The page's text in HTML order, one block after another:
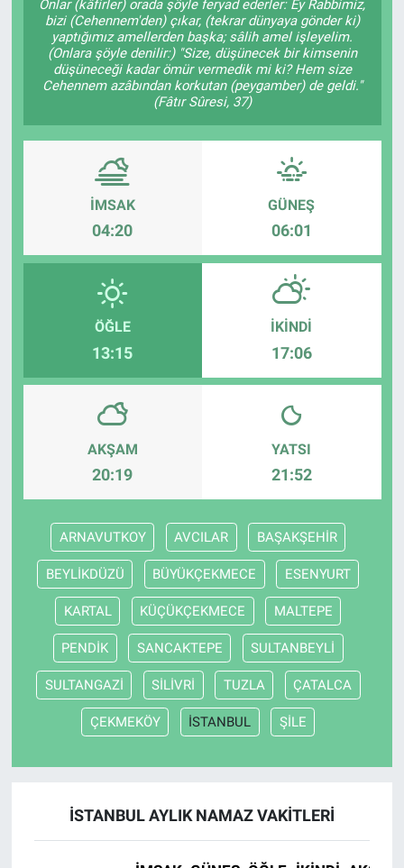
Onlar (kâfirler) orada şöyle feryad ederler: Ey Rabbimiz,
bizi (Cehennem'den) çıkar, (tekrar dünyaya gönder ki)
yaptığımız amellerden başka; sâlih amel işleyelim.
(Onlara şöyle denilir:) "Size, düşünecek bir kimsenin
düşüneceği kadar ömür vermedik mi ki? Hem size
Cehennem azâbından korkutan (peygamber) de geldi."
(Fâtır Sûresi, 37)
İMSAK
04:20
GÜNEŞ
06:01
ÖĞLE
13:15
İKINDI
17:06
AKŞAM
20:19
YATSI
21:52
ARNAVUTKOY AVCILAR BAŞAKŞEHİR
BEYLİKDÜZÜ BÜYÜKÇEKMECE ESENYURT
KARTAL KÜÇÜKÇEKMECE MALTEPE
PENDİK SANCAKTEPE SULTANBEYLİ
SULTANGAZİ SİLİVRİ TUZLA ÇATALCA
ÇEKMEKÖY İSTANBUL ŞİLE
İSTANBUL AYLIK NAMAZ VAKITLERI